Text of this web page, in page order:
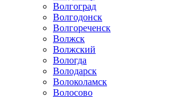
Волгоград
Волгодонск
Волгореченск
Волжск
Волжский
Вологда
Володарск
Волоколамск
Волосово